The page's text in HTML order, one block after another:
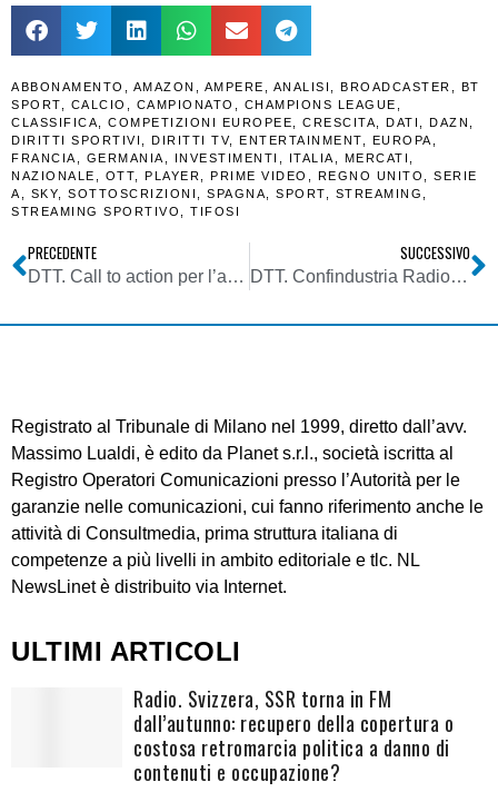
ABBONAMENTO AMAZON AMPERE ANALISI BROADCASTER
BT
SPORT
CALCIO CAMPIONATO CHAMPIONS LEAGUE
CLASSIFICA
COMPETIZIONI EUROPEE CRESCITA DATI DAZN
DIRITTI SPORTIVI
DIRITTI TV, ENTERTAINMENT EUROPA
FRANCIA
GERMANIA INVESTIMENTI ITALIA MERCATI
NAZIONALE
OTT PLAYER PRIME VIDEO REGNO UNITO
SERIE
A
SKY SOTTOSCRIZIONI SPAGNA SPORT STREAMING
STREAMING SPORTIVO
TIFOSI
PRECEDENTE
DTT. Call to action per l’accesso diretto a 4 contenuti tramite tasti colorati del telecomando: la nuova frontiera della HBBTV by Intecgroup
SUCCESSIVO
DTT. Confindustria Radio Tv: garanzie dal governo che non ci sarà un nuovo refarming nella banda 470-694 MHz
Registrato al Tribunale di Milano nel 1999, diretto dall’avv.
Massimo Lualdi, è edito da Planet s.r.l., società iscritta al
Registro Operatori Comunicazioni presso l’Autorità per le
garanzie nelle comunicazioni, cui fanno riferimento anche le
attività di Consultmedia, prima struttura italiana di
competenze a più livelli in ambito editoriale e tlc. NL
NewsLinet è distribuito via Internet.
ULTIMI ARTICOLI
Radio. Svizzera, SSR torna in FM
dall’autunno: recupero della copertura o
costosa retromarcia politica a danno di
contenuti e occupazione?